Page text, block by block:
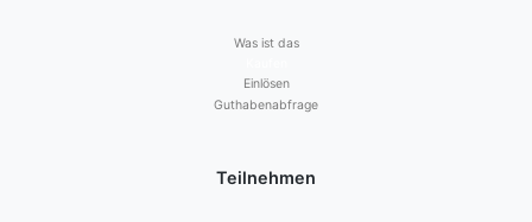
Was ist das
Einlösen
Guthabenabfrage
Teilnehmen